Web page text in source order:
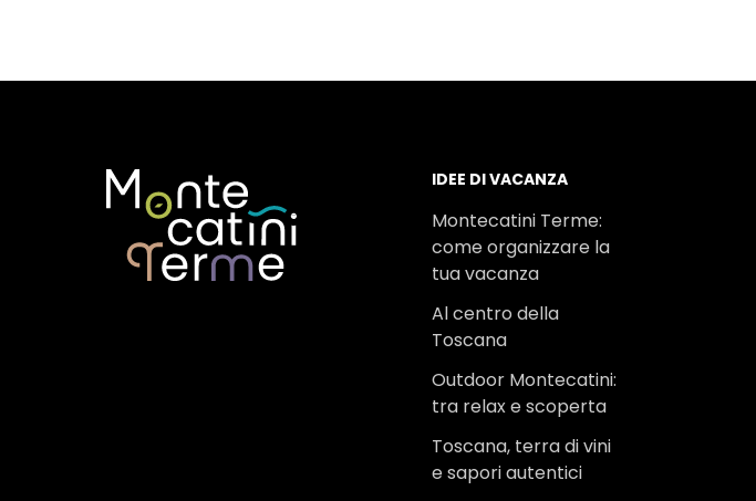
IDEE DI VACANZA
Montecatini Terme:
come organizzare la
tua vacanza
Al centro della
Toscana
Outdoor Montecatini:
tra relax e scoperta
Toscana, terra di vini
e sapori autentici